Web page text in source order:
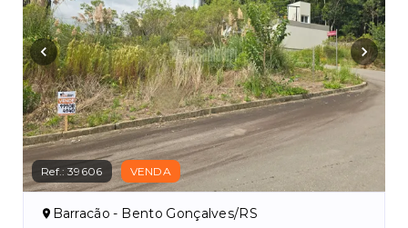
Ref.:39606 VENDA
Barracão - Bento Gonçalves/RS